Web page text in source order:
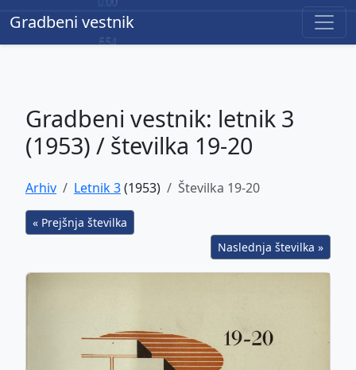
Gradbeni vestnik
Gradbeni vestnik
Gradbeni vestnik: letnik 3
(1953) / številka 19-20
Arhiv Letnik 3(1953) Številka 19-20
« Prejšnja številka
Naslednja številka »